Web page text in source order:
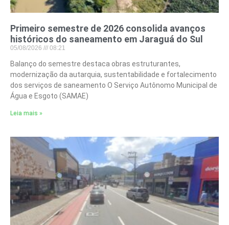
Primeiro semestre de 2026 consolida avanços
históricos do saneamento em Jaraguá do Sul
05/08/2026 08:21
Balanço do semestre destaca obras estruturantes,
modernização da autarquia, sustentabilidade e fortalecimento
dos serviços de saneamento O Serviço Autônomo Municipal de
Água e Esgoto (SAMAE)
Leia mais »